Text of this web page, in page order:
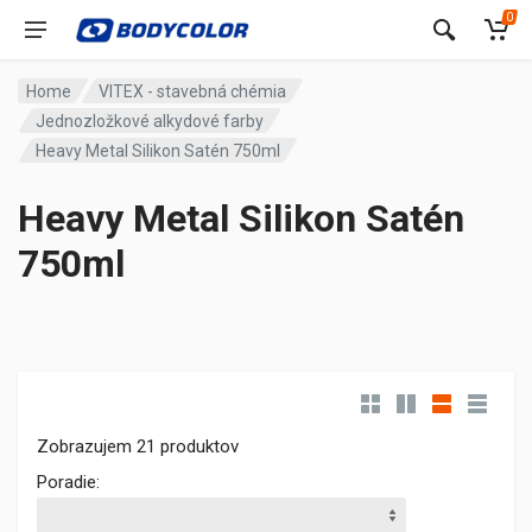
0
Home
VITEX - stavebná chémia
Jednozložkové alkydové farby
Heavy Metal Silikon Satén 750ml
Heavy Metal Silikon Satén
750ml
Zobrazujem 21 produktov
Poradie: